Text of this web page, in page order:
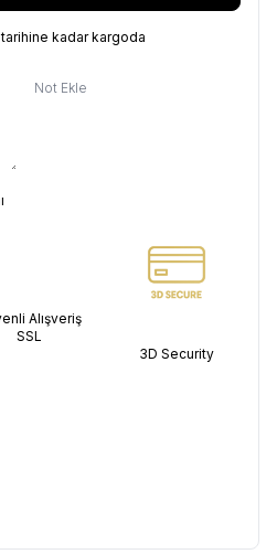
tarihine kadar kargoda
Not Ekle
Alışveriş
SSL
3D Security